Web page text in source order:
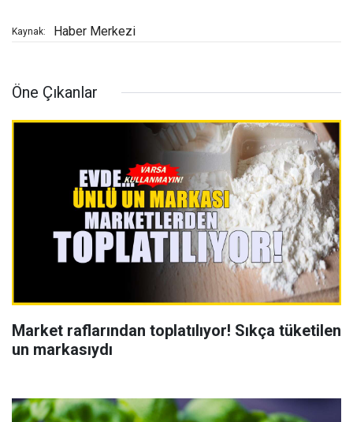
Kaynak: Haber Merkezi
Öne Çıkanlar
Market raflarından toplatılıyor! Sıkça tüketilen
un markasıydı